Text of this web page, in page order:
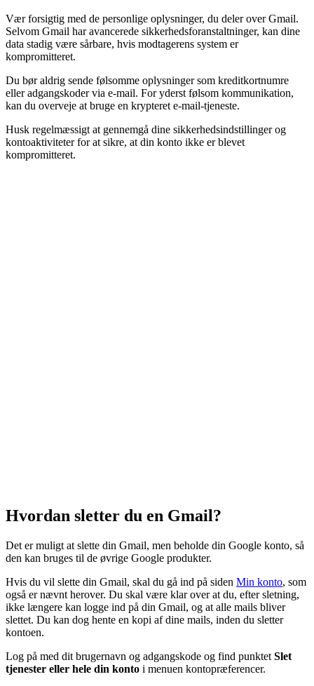
Vær forsigtig med de personlige oplysninger, du deler over Gmail.
Selvom Gmail har avancerede sikkerhedsforanstaltninger, kan dine
data stadig være sårbare, hvis modtagerens system er
kompromitteret.
Du bør aldrig sende følsomme oplysninger som kreditkortnumre
eller adgangskoder via e-mail. For yderst følsom kommunikation,
kan du overveje at bruge en krypteret e-mail-tjeneste.
Husk regelmæssigt at gennemgå dine sikkerhedsindstillinger og
kontoaktiviteter for at sikre, at din konto ikke er blevet
kompromitteret.
Hvordan sletter du en Gmail?
Det er muligt at slette din Gmail, men beholde din Google konto, så
den kan bruges til de øvrige Google produkter.
Hvis du vil slette din Gmail, skal du gå ind på siden Min konto, som
også er nævnt herover. Du skal være klar over at du, efter sletning,
ikke længere kan logge ind på din Gmail, og at alle mails bliver
slettet. Du kan dog hente en kopi af dine mails, inden du sletter
kontoen.
Log på med dit brugernavn og adgangskode og find punktet Slet
tjenester eller hele din konto i menuen kontopræferencer.